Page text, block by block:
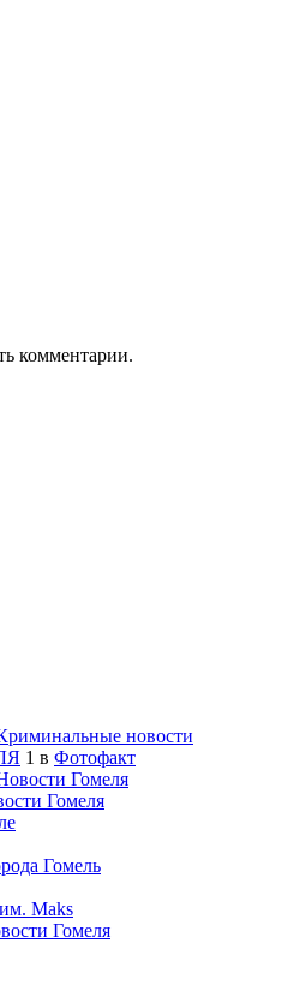
комментарии.
новости
1 в Фотофакт
Гомеля
Гомеля
Гомель
Maks
Гомеля